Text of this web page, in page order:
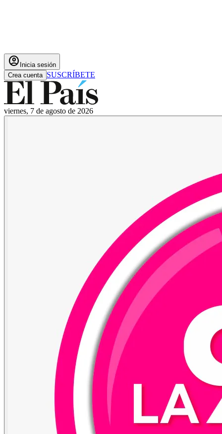
account_circle Inicia sesión
Crea cuenta SUSCRÍBETE
viernes, 7 de agosto de 2026